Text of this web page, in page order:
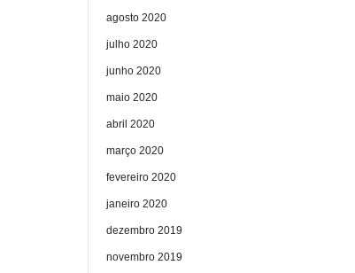
agosto 2020
julho 2020
junho 2020
maio 2020
abril 2020
março 2020
fevereiro 2020
janeiro 2020
dezembro 2019
novembro 2019